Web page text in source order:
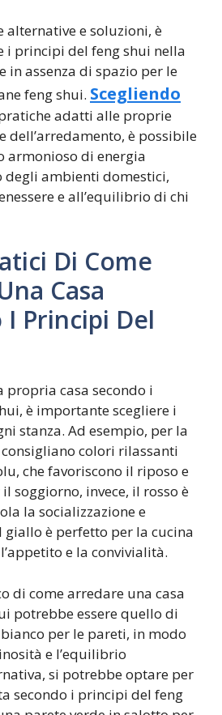
alternative e soluzioni, è
i principi del feng shui nella
in assenza di spazio per le
feng shui. Scegliendo
adatti alle proprie
dell’arredamento, è possibile
armonioso di energia
degli ambienti domestici,
e all’equilibrio di chi
Di Come
Casa
Principi Del
propria casa secondo i
è importante scegliere i
stanza. Ad esempio, per la
colori rilassanti
che favoriscono il riposo e
soggiorno, invece, il rosso è
la socializzazione e
giallo è perfetto per la cucina
e la convivialità.
di come arredare una casa
potrebbe essere quello di
per le pareti, in modo
e l’equilibrio
si potrebbe optare per
secondo i principi del feng